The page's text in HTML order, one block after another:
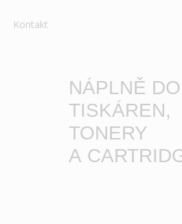
Kontakt
NÁPLNĚ DO
TISKÁREN,
TONERY
A